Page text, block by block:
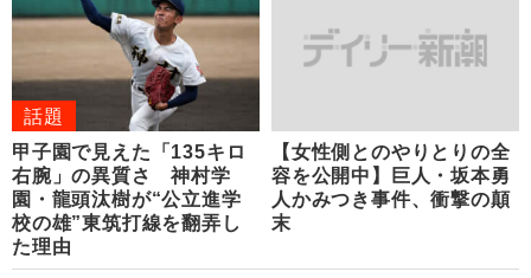
話題
甲子園で見えた「135キロ
右腕」の異質さ 神村学
園・龍頭汰樹が“公立進学
校の雄”東筑打線を翻弄し
た理由
【女性側とのやりとりの全
容を公開中】巨人・坂本勇
人かみつき事件、衝撃の顛
末